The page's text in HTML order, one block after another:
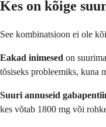
Kes on kõige
See kombinatsioon ei ole
Eakad inimesed on
tõsiseks probleemiks, kuna
Suuri annuseid
kes võtab 1800 mg või